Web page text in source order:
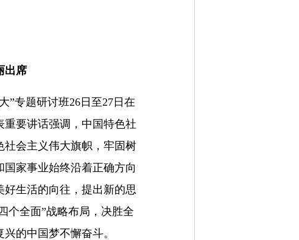
出席
”专题研讨班26日至27日在
要讲话强调，中国特色社
会主义伟大旗帜，牢固树
家事业始终沿着正确方向
生活的向往，提出新的思
个全面”战略布局，决胜全
的中国梦不懈奋斗。